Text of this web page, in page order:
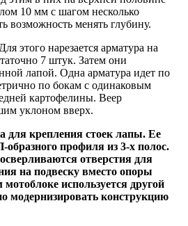
10 мм с шагом несколько
возможность менять глубину.
этого нарезается арматура на
7 штук. Затем они
лапой. Одна арматура идет по
по бокам с одинаковым
картофелины. Веер
уклоном вверх.
для крепления стоек лапы. Ее
профиля из 3-х полос.
отверстия для
на подвеску вместо опоры
используется другой
модернизировать конструкцию